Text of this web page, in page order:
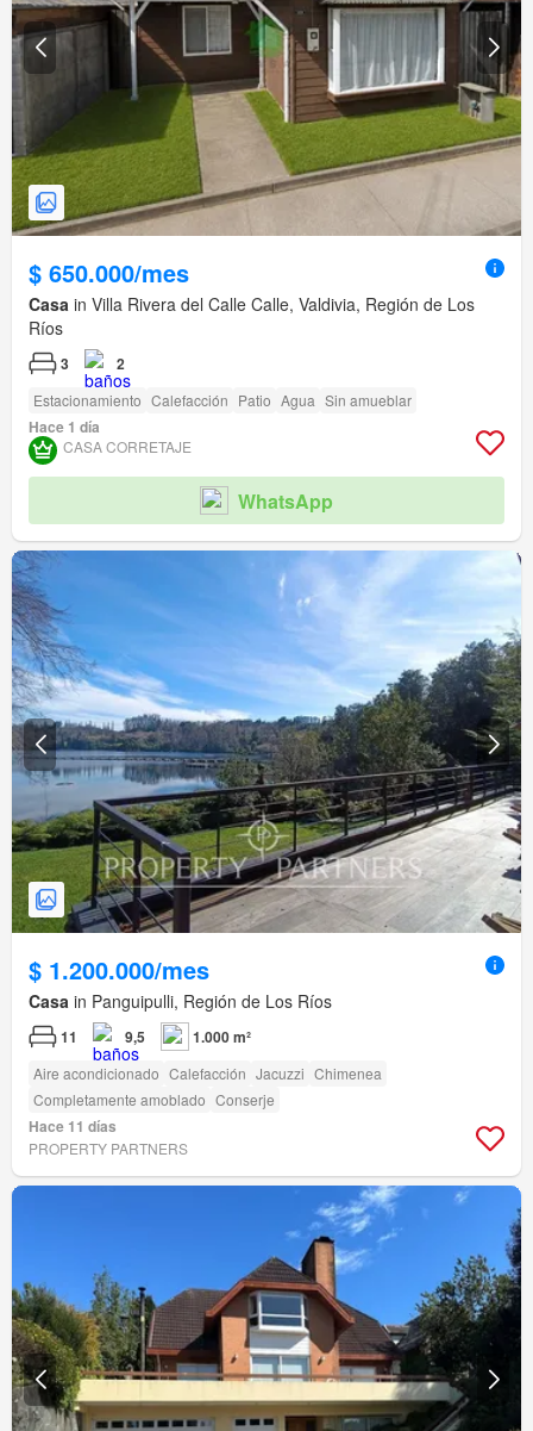
$ 650.000/mes
Casa in Villa Rivera del Calle Calle, Valdivia, Región de Los
Ríos
3 2
Estacionamiento Calefacción Patio Agua Sin amueblar
Hace 1 día
CASA CORRETAJE
WhatsApp
$ 1.200.000/mes
Casa in Panguipulli, Región de Los Ríos
11 9,5 1.000 m²
Aire acondicionado Calefacción Jacuzzi Chimenea
Completamente amoblado Conserje
Hace 11 días
PROPERTY PARTNERS